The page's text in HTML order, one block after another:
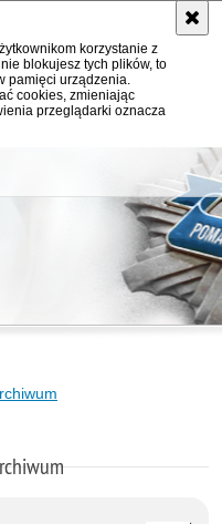
korzystanie z
blokujesz tych plików, to
pamięci urządzenia.
cookies, zmieniając
przeglądarki oznacza